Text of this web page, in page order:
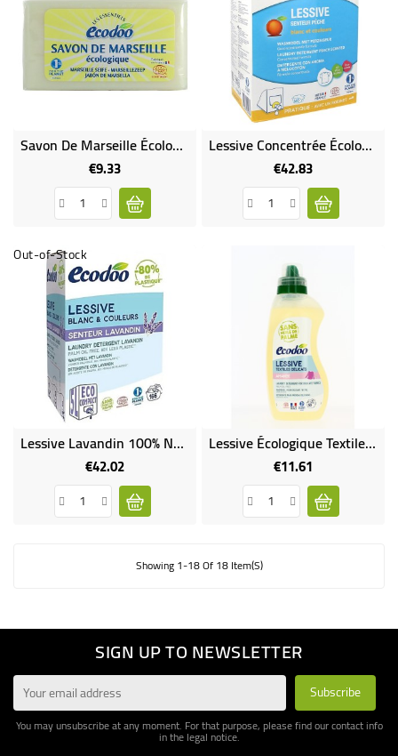
Savon De Marseille Écologique
€9.33Price
Lessive Concentrée Écologique Senteur Pêche En Bidon
€42.83Price
Out-of-Stock
Lessive Lavandin 100% Naturelle - 5 L
€42.02Price
Lessive Écologique Textiles Délicats
€11.61
Showing 1-18 Of 18 Item(s)
SIGN UP TO NEWSLETTER
You may unsubscribe at any moment. For that purpose, please find our contact info
in the legal notice.